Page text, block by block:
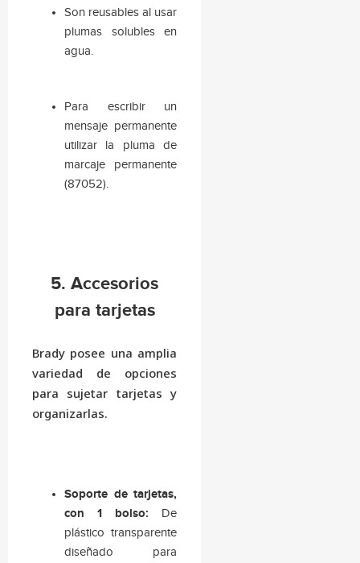
Son reusables al usar
plumas solubles en
agua.
Para escribir un
mensaje permanente
utilizar la pluma de
marcaje permanente
(87052).
5. Accesorios
para tarjetas
Brady posee una amplia
variedad de opciones
para sujetar tarjetas y
organizarlas.
Soporte de tarjetas,
con 1 bolso: De
plástico transparente
diseñado para